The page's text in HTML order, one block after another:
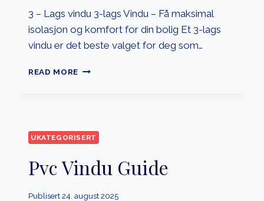
3 – Lags vindu 3-lags Vindu – Få maksimal
isolasjon og komfort for din bolig Et 3-lags
vindu er det beste valget for deg som…
READ MORE
UKATEGORISERT
Pvc Vindu Guide
Publisert24. august 2025